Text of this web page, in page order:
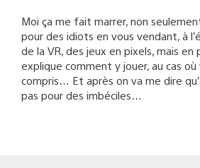
Moi ça me fait marrer, non
pour des idiots en vous vendant, à
de la VR, des jeux en pixels, mais en
explique comment y jouer, au cas où
compris… Et après on va me dire
pas pour des imbéciles…